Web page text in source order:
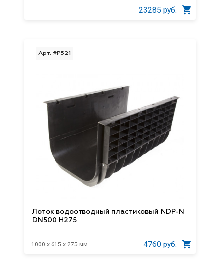
23285 руб.
Арт. #P521
Лоток водоотводный пластиковый NDP-N
DN500 H275
1000 x 615 x 275 мм. 4760 руб.